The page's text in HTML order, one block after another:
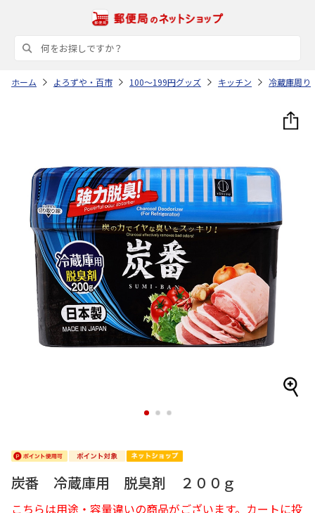
ホーム よろずや・百市 100～199円グッズ キッチン 冷蔵庫周り
1 2 3
炭番 冷蔵庫用 脱臭剤 ２００ｇ
こちらは用途・容量違いの商品がございます。カートに投